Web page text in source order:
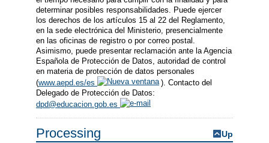
determinar posibles responsabilidades. Puede ejercer
los derechos de los artículos 15 al 22 del Reglamento,
en la sede electrónica del Ministerio, presencialmente
en las oficinas de registro o por correo postal.
Asimismo, puede presentar reclamación ante la Agencia
Española de Protección de Datos, autoridad de control
en materia de protección de datos personales
(www.aepd.es/es
). Contacto del
Delegado de Protección de Datos:
dpd@educacion.gob.es
Processing Up